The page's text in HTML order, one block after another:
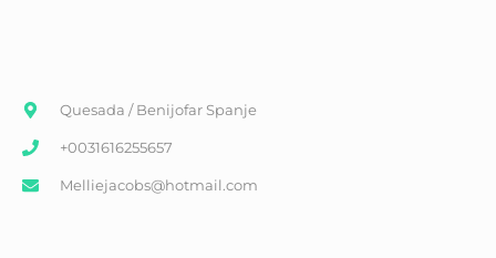
Quesada / Benijofar Spanje
+0031616255657
Melliejacobs@hotmail.com